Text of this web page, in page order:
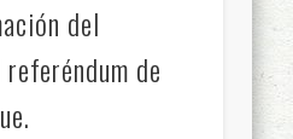
del
de